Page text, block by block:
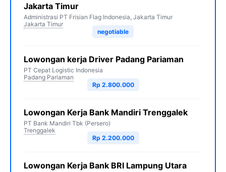
Jakarta Timur
Administrasi PT Frisian Flag Indonesia, Jakarta Timur
Jakarta Timur
negotiable
Lowongan kerja Driver Padang Pariaman
PT Cepat Logistic Indonesia
Padang Pariaman
Rp 2.800.000
Lowongan Kerja Bank Mandiri Trenggalek
PT Bank Mandiri Tbk (Persero)
Trenggalek
Rp 2.200.000
Lowongan Kerja Bank BRI Lampung Utara